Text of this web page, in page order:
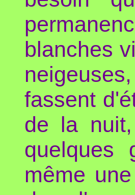
blanches
fassent
de la
quelques
même